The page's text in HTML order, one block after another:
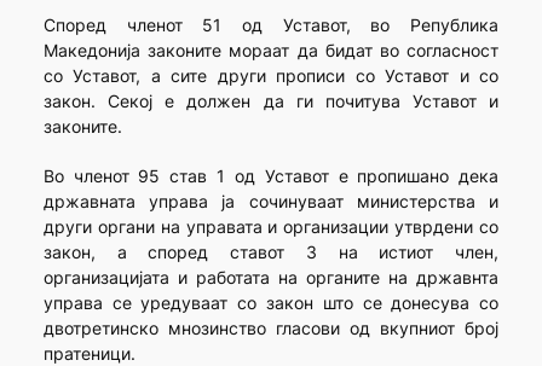
Според членот 51 од Уставот, во Република
Македонија законите мораат да бидат во согласност
со Уставот, а сите други прописи со Уставот и со
закон. Секој е должен да ги почитува Уставот и
законите.
Во членот 95 став 1 од Уставот е пропишано дека
државната управа ја сочинуваат министерства и
други органи на управата и организации утврдени со
закон, а според ставот 3 на истиот член,
организацијата и работата на органите на државнта
управа се уредуваат со закон што се донесува со
двотретинско мнозинство гласови од вкупниот број
пратеници.